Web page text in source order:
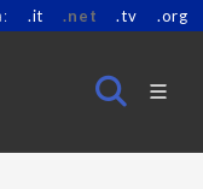
.it .net .tv .org